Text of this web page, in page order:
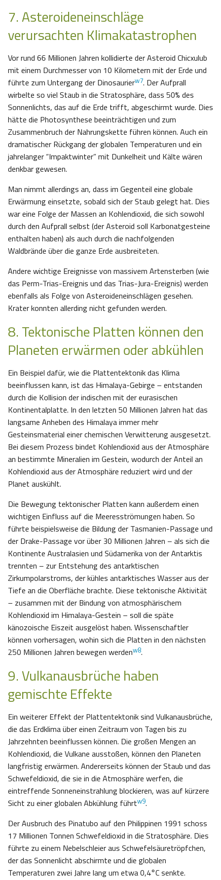
7. Asteroideneinschläge
verursachten Klimakatastrophen
Vor rund 66 Millionen Jahren kollidierte der Asteroid Chicxulub
mit einem Durchmesser von 10 Kilometern mit der Erde und
führte zum Untergang der Dinosaurierw7. Der Aufprall
wirbelte so viel Staub in die Stratosphäre, dass 50% des
Sonnenlichts, das auf die Erde trifft, abgeschirmt wurde. Dies
hätte die Photosynthese beeinträchtigen und zum
Zusammenbruch der Nahrungskette führen können. Auch ein
dramatischer Rückgang der globalen Temperaturen und ein
jahrelanger “Impaktwinter” mit Dunkelheit und Kälte wären
denkbar gewesen.
Man nimmt allerdings an, dass im Gegenteil eine globale
Erwärmung einsetzte, sobald sich der Staub gelegt hat. Dies
war eine Folge der Massen an Kohlendioxid, die sich sowohl
durch den Aufprall selbst (der Asteroid soll Karbonatgesteine
enthalten haben) als auch durch die nachfolgenden
Waldbrände über die ganze Erde ausbreiteten.
Andere wichtige Ereignisse von massivem Artensterben (wie
das Perm-Trias-Ereignis und das Trias-Jura-Ereignis) werden
ebenfalls als Folge von Asteroideneinschlägen gesehen.
Krater konnten allerding nicht gefunden werden.
8. Tektonische Platten können den
Planeten erwärmen oder abkühlen
Ein Beispiel dafür, wie die Plattentektonik das Klima
beeinflussen kann, ist das Himalaya-Gebirge – entstanden
durch die Kollision der indischen mit der eurasischen
Kontinentalplatte. In den letzten 50 Millionen Jahren hat das
langsame Anheben des Himalaya immer mehr
Gesteinsmaterial einer chemischen Verwitterung ausgesetzt.
Bei diesem Prozess bindet Kohlendioxid aus der Atmosphäre
an bestimmte Mineralien im Gestein, wodurch der Anteil an
Kohlendioxid aus der Atmosphäre reduziert wird und der
Planet auskühlt.
Die Bewegung tektonischer Platten kann außerdem einen
wichtigen Einfluss auf die Meeresströmungen haben. So
führte beispielsweise die Bildung der Tasmanien-Passage und
der Drake-Passage vor über 30 Millionen Jahren – als sich die
Kontinente Australasien und Südamerika von der Antarktis
trennten – zur Entstehung des antarktischen
Zirkumpolarstroms, der kühles antarktisches Wasser aus der
Tiefe an die Oberfläche brachte. Diese tektonische Aktivität
– zusammen mit der Bindung von atmosphärischem
Kohlendioxid im Himalaya-Gestein – soll die späte
känozoische Eiszeit ausgelöst haben. Wissenschaftler
können vorhersagen, wohin sich die Platten in den nächsten
250 Millionen Jahren bewegen werdenw8.
9. Vulkanausbrüche haben
gemischte Effekte
Ein weiterer Effekt der Plattentektonik sind Vulkanausbrüche,
die das Erdklima über einen Zeitraum von Tagen bis zu
Jahrzehnten beeinflussen können. Die großen Mengen an
Kohlendioxid, die Vulkane ausstoßen, können den Planeten
langfristig erwärmen. Andererseits können der Staub und das
Schwefeldioxid, die sie in die Atmosphäre werfen, die
eintreffende Sonneneinstrahlung blockieren, was auf kürzere
Sicht zu einer globalen Abkühlung führtw9.
Der Ausbruch des Pinatubo auf den Philippinen 1991 schoss
17 Millionen Tonnen Schwefeldioxid in die Stratosphäre. Dies
führte zu einem Nebelschleier aus Schwefelsäuretröpfchen,
der das Sonnenlicht abschirmte und die globalen
Temperaturen zwei Jahre lang um etwa 0,4°C senkte.